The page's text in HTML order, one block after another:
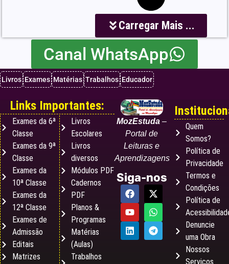
Carregar Mais ...
Canal WhatsApp
Livros Exames Matérias Trabalhos Educador
MozEstuda –
Portal de
Leituras e
Aprendizagens
Siga-nos
Quem
Somos?
Política de
Privacidade
Termos e
Condições
Política de
Denuncie
uma Obra
Nossos
Serviços
Links Importantes:
Exames da 6ª
Classe
Exames da 9ª
Classe
Exames da
10ª Classe
Exames da
12ª Classe
Exames de
Admissão
Editais
Matrizes
Livros
Escolares
Livros
diversos
Módulos PDF
Cadernos
PDF
Planos &
Programas
Matérias
(Aulas)
Trabalhos